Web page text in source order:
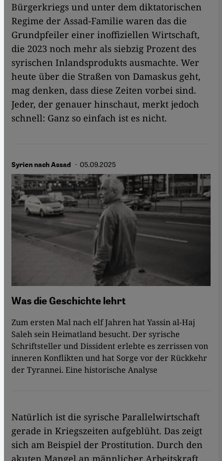
Bürgerkriegs und unter dem diktatorischen
Regime der Assad-Familie waren das die
Grundpfeiler einer inoffiziellen Wirtschaft,
die 2023 noch mehr als siebzig Prozent des
syrischen Inlandsprodukts ausmachte. Wer
heute über die Straßen von Damaskus geht,
mag denken, dass diese Zeiten vorbei sind.
Jeder, der genauer hinschaut, merkt jedoch
schnell: Ganz so einfach ist es nicht.
Syrien nach Assad · 05.09.2025
Was die Geschichte lehrt
Zum ersten Mal nach elf Jahren hat Yassin al-Haj
Saleh sein Heimatland besucht. Der syrische
Schriftsteller und Dissident erlebte es zerrissen von
inneren Konflikten und hat Sorge vor der Rückkehr
der Tyrannei. Eine historische Analyse
Natürlich ist die syrische Parallelwirtschaft
gerade in Kriegszeiten aufgeblüht. Das zeigt
sich am Beispiel der Prostitution. Durch den